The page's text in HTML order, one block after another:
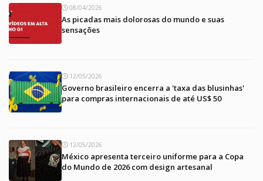
08/04/2026
As picadas mais dolorosas do mundo e suas
sensações
12/05/2026
Governo brasileiro encerra a 'taxa das blusinhas'
para compras internacionais de até US$ 50
12/05/2026
México apresenta terceiro uniforme para a Copa
do Mundo de 2026 com design artesanal